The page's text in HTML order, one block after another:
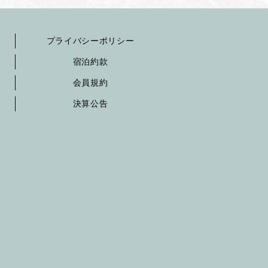
プライバシーポリシー
宿泊約款
会員規約
決算公告